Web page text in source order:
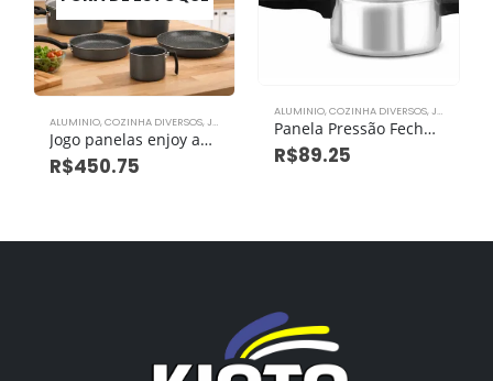
ALUMINIO,COZINHA DIVERSOS,JOGO DE PANELAS
Jogo panelas enjoy antiaderente com 6 peças tampa vidro e panela pressão
R$450.75
ALUMINIO,COZINHA DIVERSOS,JOGO DE PANELAS
Panela Pressão Fechamento Interno Alegrete 2,5l Polido
R$89.25